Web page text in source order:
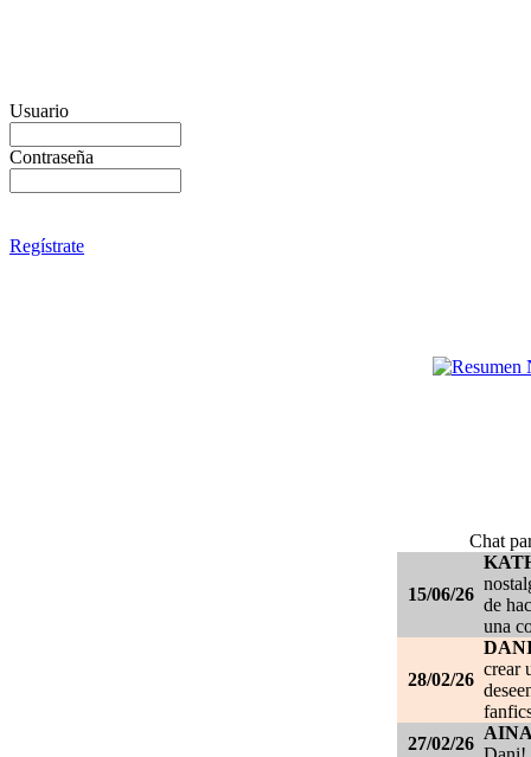
Usuario
Contraseña
Regístrate
Chat
15/06/26
de
una
28/02/26
crear
27/02/26